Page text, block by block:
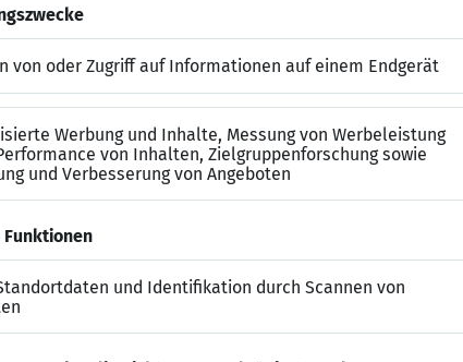
Baumanagement während der
Architektur, Bauingenieurwesen, Maschinenbau,
in den Planungsprozessen des Detail Design
und/oder Vectorworks, Microstation, BIM oder